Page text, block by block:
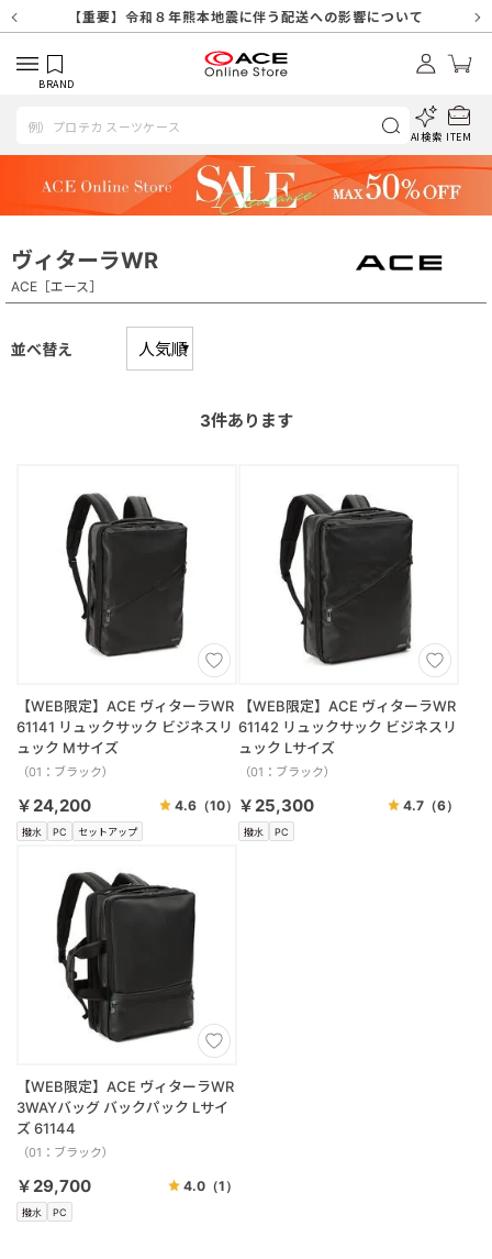
【重要】8/11（火・祝）休業及び配送スケジュールについて
【重要】令和８年熊本地震に伴う配送への影響について
【重要】納品書・領収書ペーパーレス化（電子化）のお知らせ
【重要】天候不良や交通状況・物量増等に伴う配送への影響について
【重要】悪質な詐欺サイトにご注意ください
【重要】各種メールが届かない場合に関しまして
【重要】お問い合わせのご対応に関しまして
【重要】SNSのなりすまし詐欺にご注意ください
BRAND
AI検索 ITEM
ヴィターラWR
ACE［エース］
並べ替え
3件あります
撥水 PC セットアップ
【WEB限定】ACE ヴィターラWR
61141 リュックサック ビジネスリ
ュック Mサイズ
（01：ブラック）
￥24,200 4.6（10）
撥水 PC
【WEB限定】ACE ヴィターラWR
61142 リュックサック ビジネスリ
ュック Lサイズ
（01：ブラック）
￥25,300 4.7 （6）
撥水 PC
【WEB限定】ACE ヴィターラWR
3WAYバッグ バックパック Lサイ
ズ 61144
（01：ブラック）
￥29,700 4.0（1）